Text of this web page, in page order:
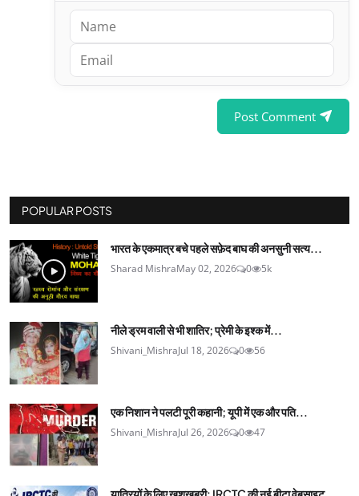
Post Comment
POPULAR POSTS
भारत के एकमात्र बचे पहले सफ़ेद बाघ की अनसुनी सत्य...
Sharad MishraMay 02, 2026 0 5k
नीले ड्रम वाली से भी शातिर; प्रेमी के इश्‍क में...
Shivani_MishraJul 18, 2026 0 56
एक निशान ने पलटी पूरी कहानी; यूपी में एक और पति...
Shivani_MishraJul 26, 2026 0 47